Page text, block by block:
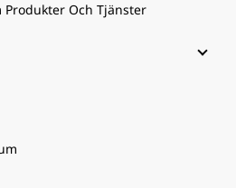
Produkter Och Tjänster